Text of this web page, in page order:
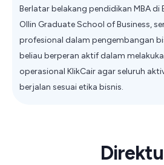
Berlatar belakang pendidikan MBA di
Ollin Graduate School of Business,
profesional dalam pengembangan
beliau berperan aktif dalam
operasional KlikCair agar seluruh
berjalan sesuai etika bisnis.